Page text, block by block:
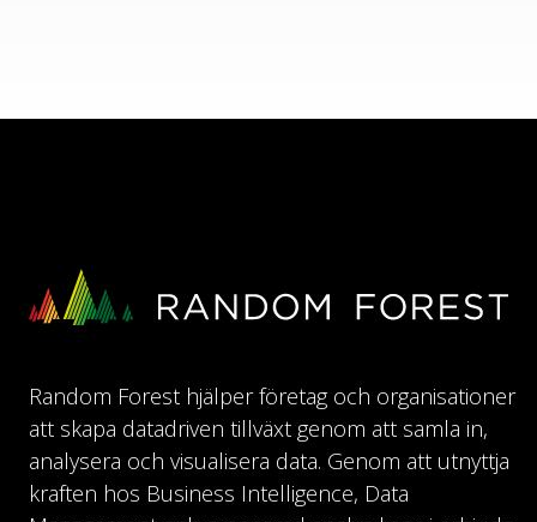
Random Forest hjälper företag och organisationer
att skapa datadriven tillväxt genom att samla in,
analysera och visualisera data. Genom att utnyttja
kraften hos Business Intelligence, Data